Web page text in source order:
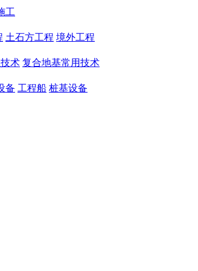
工
土石方工程 境外工程
术 复合地基常用技术
备 工程船 桩基设备